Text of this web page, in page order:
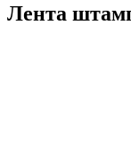
Лента